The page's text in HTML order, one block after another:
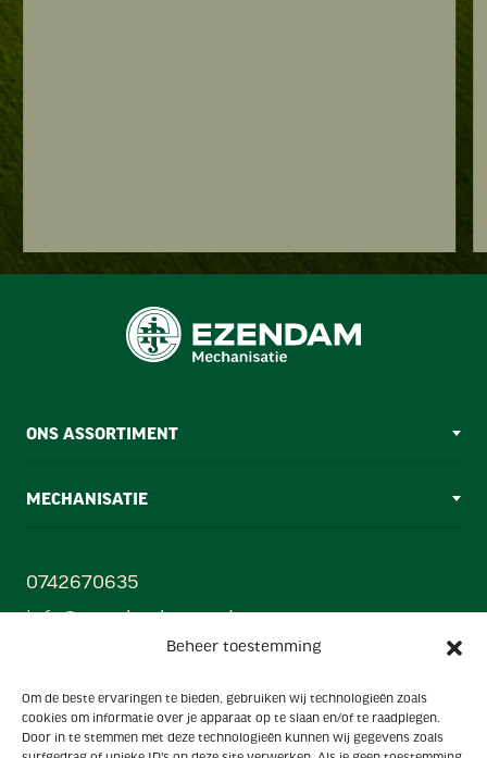
Beheer toestemming
Om de beste ervaringen te bieden, gebruiken wij technologieën zoals
cookies om informatie over je apparaat op te slaan en/of te raadplegen.
Door in te stemmen met deze technologieën kunnen wij gegevens zoals
ONS ASSORTIMENT
MECHANISATIE
0742670635
info@ezendamborne.nl
Oonksweg 35, 7622 AW, Borne (Mechanisatiecentrum)
Hanzestraat 33, 7622 AX, Borne (Showroom)